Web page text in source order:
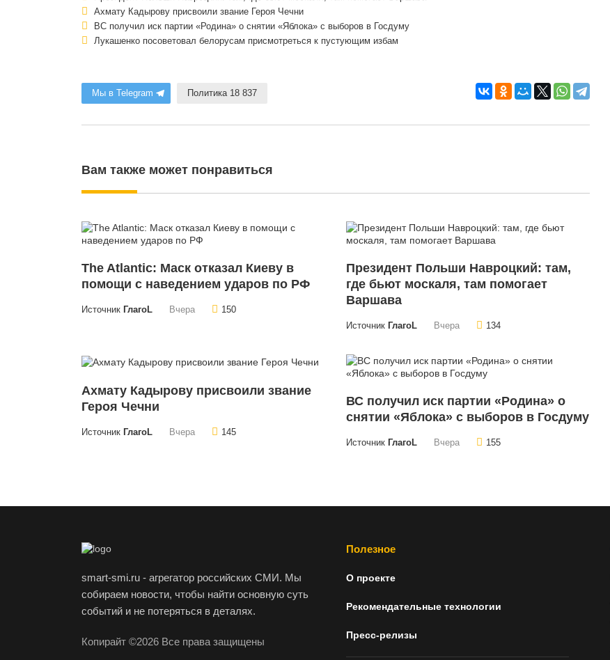
Ахмату Кадырову присвоили звание Героя Чечни
ВС получил иск партии «Родина» о снятии «Яблока» с выборов в Госдуму
Лукашенко посоветовал белорусам присмотреться к пустующим избам
Мы в Telegram Политика 18 837
Вам также может понравиться
The Atlantic: Маск отказал Киеву в
помощи с наведением ударов по РФ
Источник ГлагоL Вчера 150
Президент Польши Навроцкий: там,
где бьют москаля, там помогает
Варшава
Источник ГлагоL Вчера 134
Ахмату Кадырову присвоили звание
Героя Чечни
Источник ГлагоL Вчера 145
ВС получил иск партии «Родина» о
снятии «Яблока» с выборов в Госдуму
Источник ГлагоL Вчера 155
smart-smi.ru - агрегатор российских СМИ. Мы
собираем новости, чтобы найти основную суть
событий и не потеряться в деталях.
Копирайт ©2026 Все права защищены
Полезное
О проекте
Рекомендательные технологии
Пресс-релизы